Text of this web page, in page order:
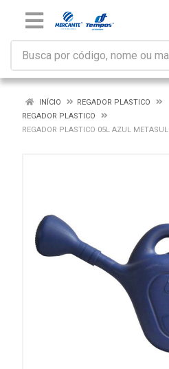
INÍCIO
REGADOR PLASTICO
REGADOR PLASTICO
REGADOR PLASTICO 05L AZUL METASUL